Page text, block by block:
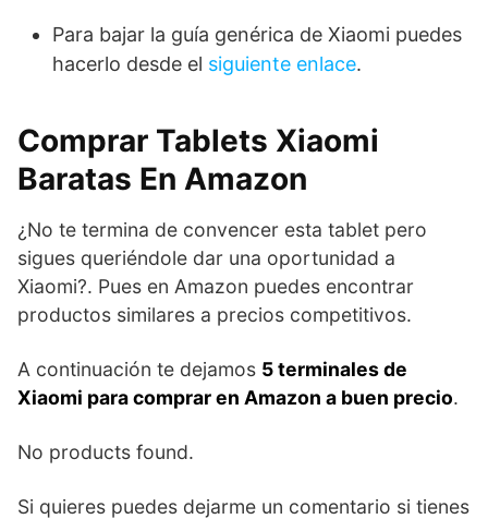
Para bajar la guía genérica de Xiaomi puedes
hacerlo desde el siguiente enlace.
Comprar Tablets Xiaomi
Baratas En Amazon
¿No te termina de convencer esta tablet pero
sigues queriéndole dar una oportunidad a
Xiaomi?. Pues en Amazon puedes encontrar
productos similares a precios competitivos.
A continuación te dejamos 5 terminales de
Xiaomi para comprar en Amazon a buen precio.
No products found.
Si quieres puedes dejarme un comentario si tienes